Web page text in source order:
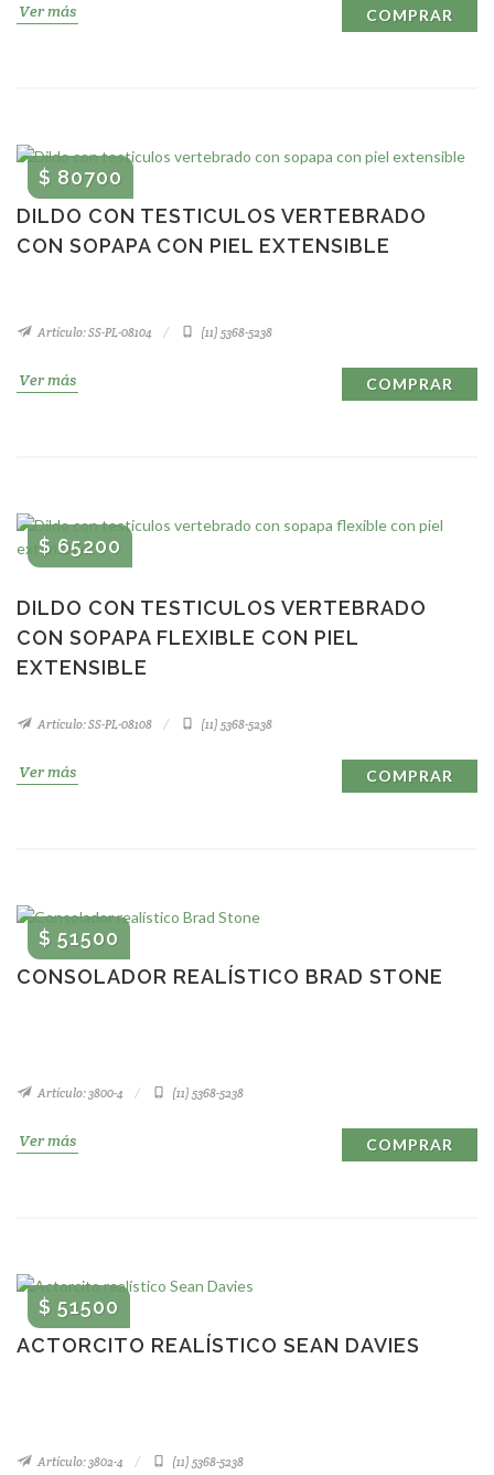
Ver más COMPRAR
DILDO CON TESTICULOS VERTEBRADO
CON SOPAPA CON PIEL EXTENSIBLE
$ 80700
Artículo: SS-PL-08104 (11) 5368-5238
Ver más COMPRAR
DILDO CON TESTICULOS VERTEBRADO
CON SOPAPA FLEXIBLE CON PIEL
EXTENSIBLE
$ 65200
Artículo: SS-PL-08108 (11) 5368-5238
Ver más COMPRAR
CONSOLADOR REALÍSTICO BRAD STONE
$ 51500
Artículo: 3800-4 (11) 5368-5238
Ver más COMPRAR
ACTORCITO REALÍSTICO SEAN DAVIES
$ 51500
Artículo: 3802-4 (11) 5368-5238